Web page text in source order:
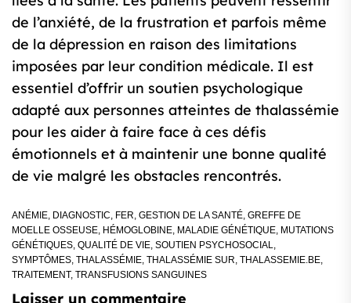
de l’anxiété, de la frustration et parfois même
de la dépression en raison des limitations
imposées par leur condition médicale. Il est
essentiel d’offrir un soutien psychologique
adapté aux personnes atteintes de thalassémie
pour les aider à faire face à ces défis
émotionnels et à maintenir une bonne qualité
de vie malgré les obstacles rencontrés.
ANÉMIE, DIAGNOSTIC, FER, GESTION DE LA SANTÉ, GREFFE DE
MOELLE OSSEUSE, HÉMOGLOBINE, MALADIE GÉNÉTIQUE, MUTATIONS
GÉNÉTIQUES, QUALITÉ DE VIE, SOUTIEN PSYCHOSOCIAL,
SYMPTÔMES, THALASSÉMIE, THALASSÉMIE SUR, THALASSEMIE.BE,
TRAITEMENT, TRANSFUSIONS SANGUINES
Laisser un commentaire